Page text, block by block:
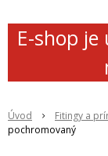
E-shop
Úvod Fitingy a
pochromovaný